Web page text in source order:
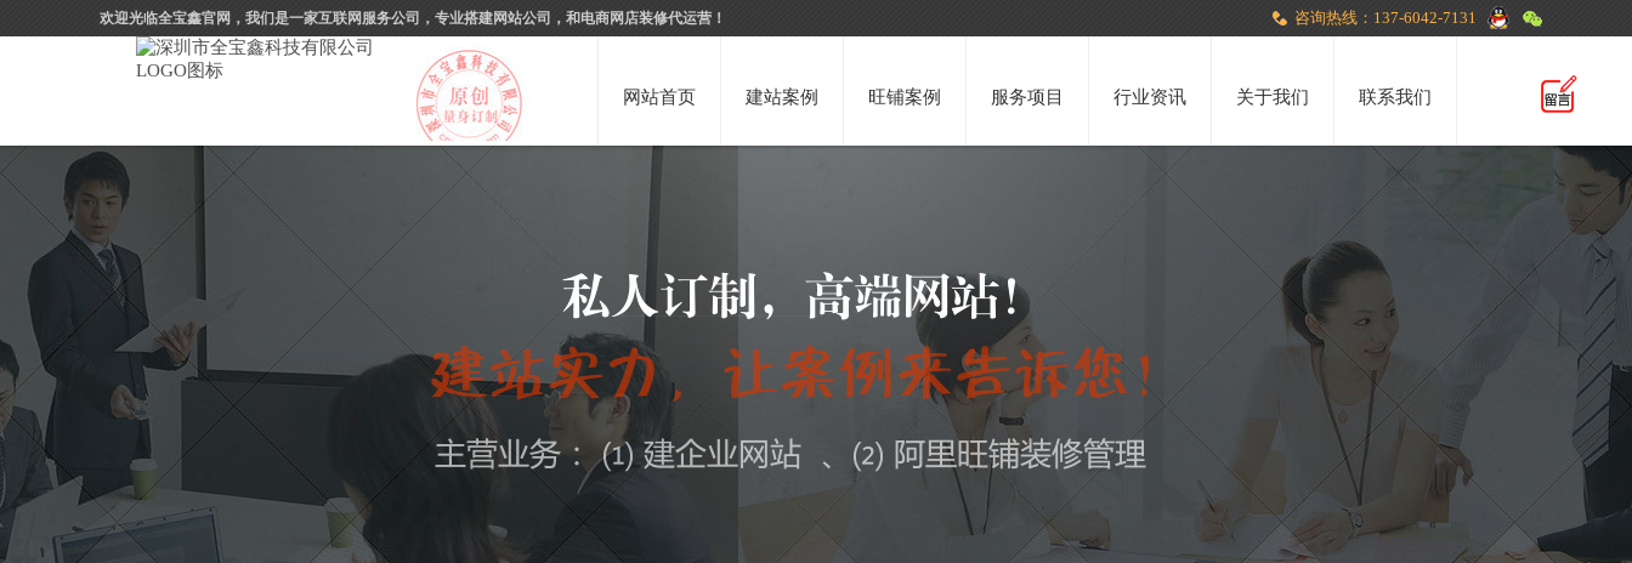
欢迎光临全宝鑫官网，我们是一家互联网服务公司，专业搭建网站公司，和电商网店装修代运营！ 咨询热线：137-6042-7131
网站首页 建站案例 旺铺案例 服务项目 行业资讯 关于我们 联系我们